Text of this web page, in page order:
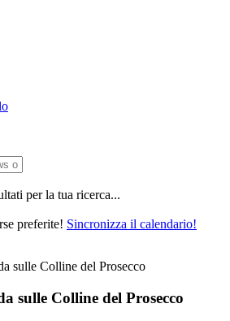
per la tua ricerca...
preferite! Sincronizza il calendario!
sulle Colline del Prosecco
sulle Colline del Prosecco